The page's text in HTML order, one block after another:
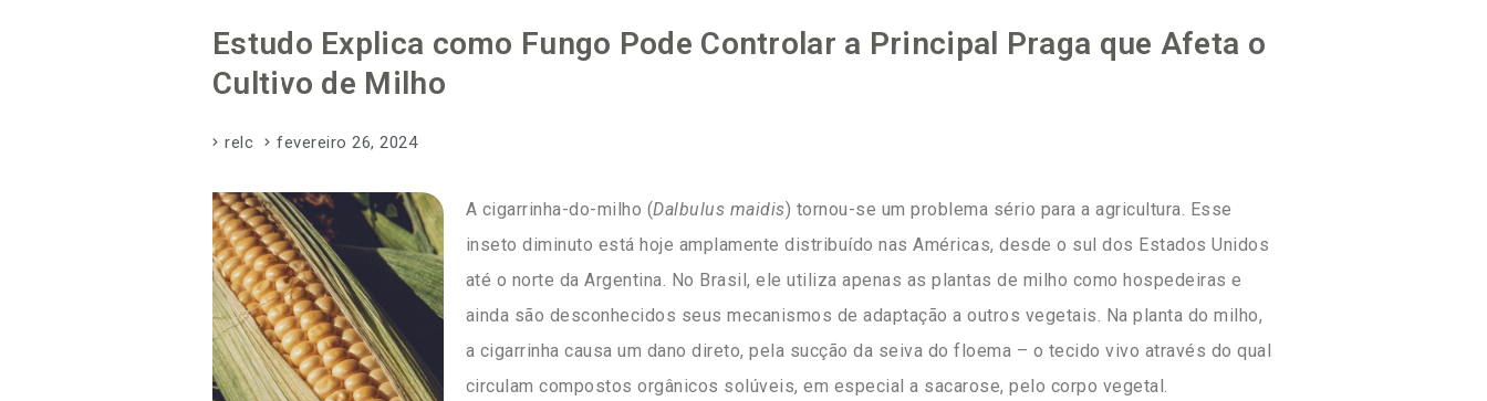
Estudo Explica como Fungo Pode Controlar a Principal Praga que Afeta o
Cultivo de Milho
relc fevereiro 26, 2024
A cigarrinha-do-milho (Dalbulus maidis) tornou-se um problema sério para a agricultura. Esse
inseto diminuto está hoje amplamente distribuído nas Américas, desde o sul dos Estados Unidos
até o norte da Argentina. No Brasil, ele utiliza apenas as plantas de milho como hospedeiras e
ainda são desconhecidos seus mecanismos de adaptação a outros vegetais. Na planta do milho,
a cigarrinha causa um dano direto, pela sucção da seiva do floema – o tecido vivo através do qual
circulam compostos orgânicos solúveis, em especial a sacarose, pelo corpo vegetal.